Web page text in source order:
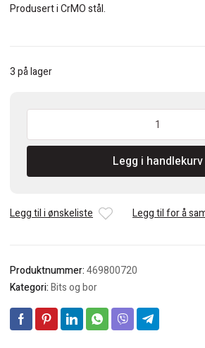
Produsert i CrMO stål.
3 på lager
6
antall
Legg i handlekurv
Legg til i ønskeliste Legg til for å
Produktnummer:469800720
Kategori:Bits og bor